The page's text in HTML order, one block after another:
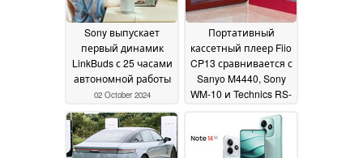
2024
Sony выпускает
первый динамик
LinkBuds с 25 часами
автономной работы
02 October 2024
Портативный
кассетный плеер Fiio
CP13 сравнивается с
Sanyo M4440, Sony
WM-10 и Technics RS-